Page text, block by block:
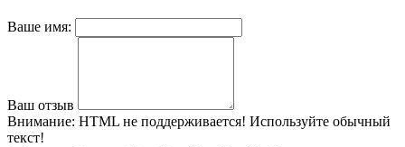
Ваше имя:
Ваш отзыв
Внимание: HTML не поддерживается! Используйте обычный
текст!